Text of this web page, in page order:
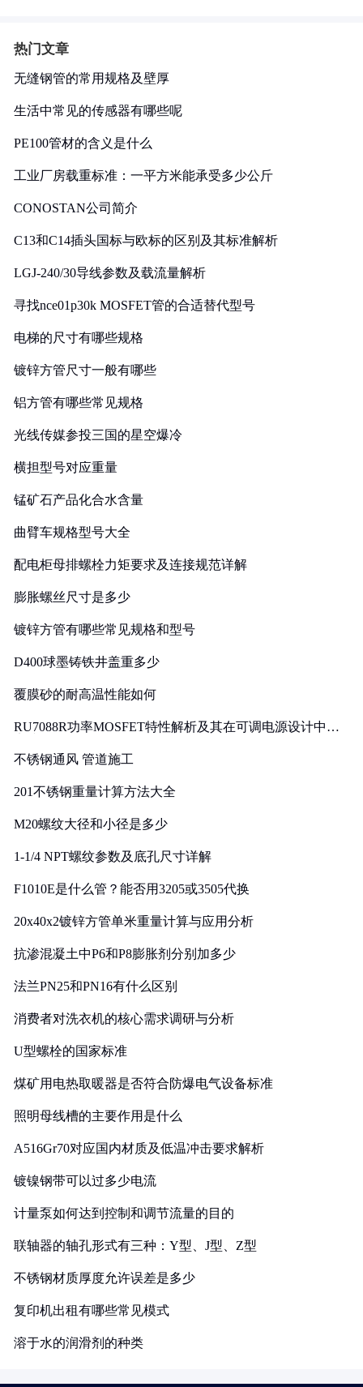
热门文章
无缝钢管的常用规格及壁厚
生活中常见的传感器有哪些呢
PE100管材的含义是什么
工业厂房载重标准：一平方米能承受多少公斤
CONOSTAN公司简介
C13和C14插头国标与欧标的区别及其标准解析
LGJ-240/30导线参数及载流量解析
寻找nce01p30k MOSFET管的合适替代型号
电梯的尺寸有哪些规格
镀锌方管尺寸一般有哪些
铝方管有哪些常见规格
光线传媒参投三国的星空爆冷
横担型号对应重量
锰矿石产品化合水含量
曲臂车规格型号大全
配电柜母排螺栓力矩要求及连接规范详解
膨胀螺丝尺寸是多少
镀锌方管有哪些常见规格和型号
D400球墨铸铁井盖重多少
覆膜砂的耐高温性能如何
RU7088R功率MOSFET特性解析及其在可调电源设计中的
不锈钢通风 管道施工
201不锈钢重量计算方法大全
M20螺纹大径和小径是多少
1-1/4 NPT螺纹参数及底孔尺寸详解
F1010E是什么管？能否用3205或3505代换
20x40x2镀锌方管单米重量计算与应用分析
抗渗混凝土中P6和P8膨胀剂分别加多少
法兰PN25和PN16有什么区别
消费者对洗衣机的核心需求调研与分析
U型螺栓的国家标准
煤矿用电热取暖器是否符合防爆电气设备标准
照明母线槽的主要作用是什么
A516Gr70对应国内材质及低温冲击要求解析
镀镍钢带可以过多少电流
计量泵如何达到控制和调节流量的目的
联轴器的轴孔形式有三种：Y型、J型、Z型
不锈钢材质厚度允许误差是多少
复印机出租有哪些常见模式
溶于水的润滑剂的种类